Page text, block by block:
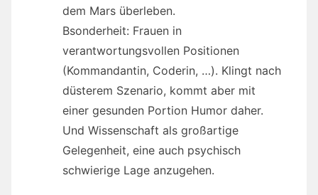
dem Mars überleben.
Bsonderheit: Frauen in
verantwortungsvollen Positionen
(Kommandantin, Coderin, …). Klingt nach
düsterem Szenario, kommt aber mit
einer gesunden Portion Humor daher.
Und Wissenschaft als großartige
Gelegenheit, eine auch psychisch
schwierige Lage anzugehen.